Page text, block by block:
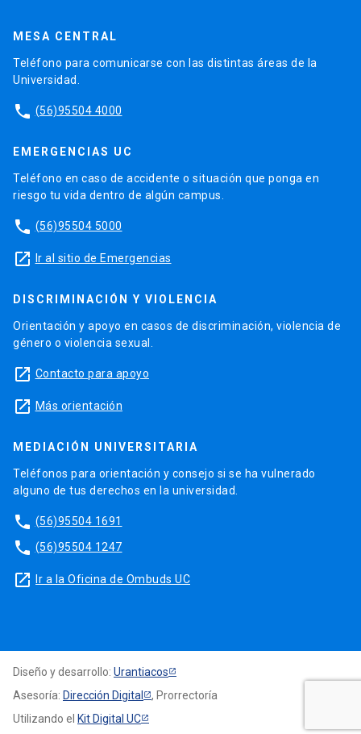
MESA CENTRAL
Teléfono para comunicarse con las distintas áreas de la
Universidad.
phone (56)95504 4000
EMERGENCIAS UC
Teléfono en caso de accidente o situación que ponga en
riesgo tu vida dentro de algún campus.
phone (56)95504 5000
launch Ir al sitio de Emergencias
DISCRIMINACIÓN Y VIOLENCIA
Orientación y apoyo en casos de discriminación, violencia de
género o violencia sexual.
launch Contacto para apoyo
launch Más orientación
MEDIACIÓN UNIVERSITARIA
Teléfonos para orientación y consejo si se ha vulnerado
alguno de tus derechos en la universidad.
phone (56)95504 1691
phone (56)95504 1247
launch Ir a la Oficina de Ombuds UC
Diseño y desarrollo: Urantiacos
Asesoría: Dirección Digital
, Prorrectoría
Utilizando el Kit Digital UC